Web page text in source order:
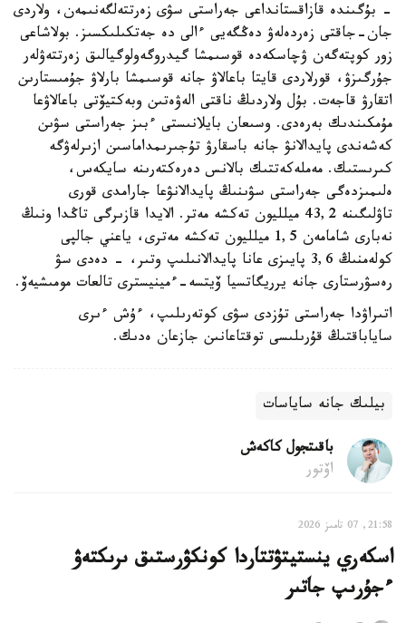
- بۇگىندە قازاقستانداعى جەراستى سۋى زەرتتەلگەنىمەن، ولاردى
جان-جاقتى زەردەلەۋ دەڭگەيى ءالى دە جەتكىلىكسىز. بولاشاعى
زور كوپتەگەن ۋچاسكەدە قوسىمشا گيدروگەولوگيالىق زەرتتەۋلەر
جۇرگىزۋ، قورلاردى قايتا باعالاۋ جانە قوسىمشا بارلاۋ جۇمىستارىن
اتقارۋ قاجەت. بۇل ولاردىڭ ناقتى الەۋەتىن وبەكتيۆتى باعالاۋعا
مۇمكىندىك بەرەدى. وسىعان بايلانىستى ءبىز جەراستى سۋىن
كەشەندى پايدالانۋ جانە باسقارۋ تۇجىرىمداماسىن ازىرلەۋگە
كىرىستىك. مەملەكەتتىك بالانس دەرەكتەرىنە سايكەس،
ەلىمىزدەگى جەراستى سۋىنىڭ پايدالانۋعا جارامدى قورى
تاۋلىگىنە 43,2 ميلليون تەكشە مەتر. الايدا قازىرگى تاڭدا ونىڭ
نەبارى شامامەن 1,5 ميلليون تەكشە مەترى، ياعني جالپى
كولەمنىڭ 3,6 پايىزى عانا پايدالانىلىپ وتىر، - دەدى سۋ
رەسۋرستارى جانە يرريگاتسيا ۆيتسە-ءمينيسترى تالعات مومىشيەۆ.
اتىراۋدا جەراستى تۇزدى سۋى كوتەرىلىپ، ءۇش ءىرى
ساياباقتىڭ قۇرىلىسى توقتاعانىن جازعان ەدىك.
بيلىك جانە ساياسات
باقىتجول كاكەش
اۆتور
21:58, 07 تامىز 2026
اسكەري ينستيتۋتتاردا كونكۋرستىق ىرىكتەۋ
ءجۇرىپ جاتىر